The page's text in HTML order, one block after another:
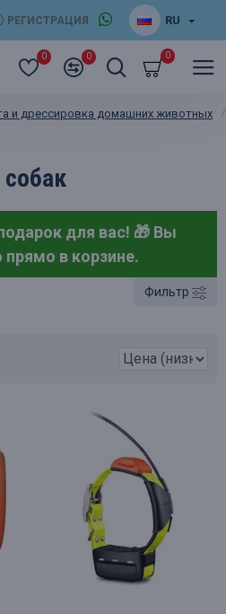
РЕГИСТРАЦИЯ RU
0 0 0
и дрессировка домашних животных
для вас! 🎁 Вы
прямо в корзине.
Фильтр